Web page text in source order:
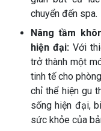
chuyển đến spa.
Nâng tầm
hiện đại: Với
trở thành một
tinh tế cho
chỉ thể hiện gu
sống hiện đại,
sức khỏe của